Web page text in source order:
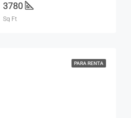
3780
Sq Ft
PARA RENTA